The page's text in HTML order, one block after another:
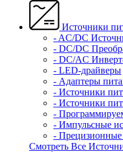
Источники
- AC/DC
- DC/DC
- DC/AC
- LED-драйверы
- Адаптеры
- Источники
- Источники
-
- Импульсные
- Прецизионные
Смотреть Все